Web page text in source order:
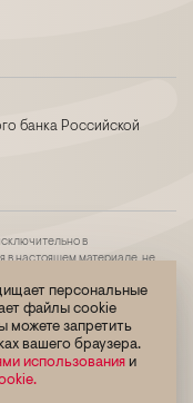
персональные
файлы cookie
можете запретить
вашего браузера.
использования и
банка Российской
в
настоящем материале, не
соответствовать
получателя
либо операции
горизонту и уровню
материала. АО Банк
в случае совершения либо